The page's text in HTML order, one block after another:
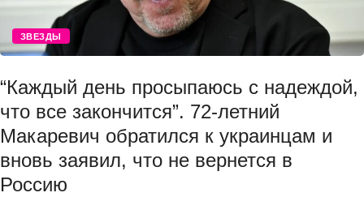
ЗВЕЗДЫ
“Каждый день просыпаюсь с надеждой,
что все закончится”. 72-летний
Макаревич обратился к украинцам и
вновь заявил, что не вернется в
Россию